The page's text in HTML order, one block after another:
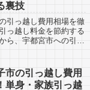
裏技
引っ越し費用相場を徹
っ越し料金を節約する
ら、宇都宮市への引越
だと約280kmとか...
市の引っ越し費用
単身・家族引っ越